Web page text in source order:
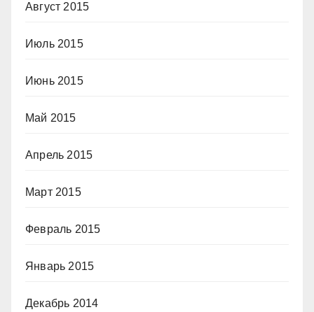
Август 2015
Июль 2015
Июнь 2015
Май 2015
Апрель 2015
Март 2015
Февраль 2015
Январь 2015
Декабрь 2014